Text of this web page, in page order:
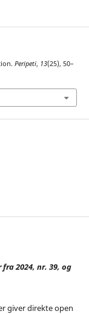
Peripeti, 13(25), 50–
2024, nr. 39, og
giver direkte open